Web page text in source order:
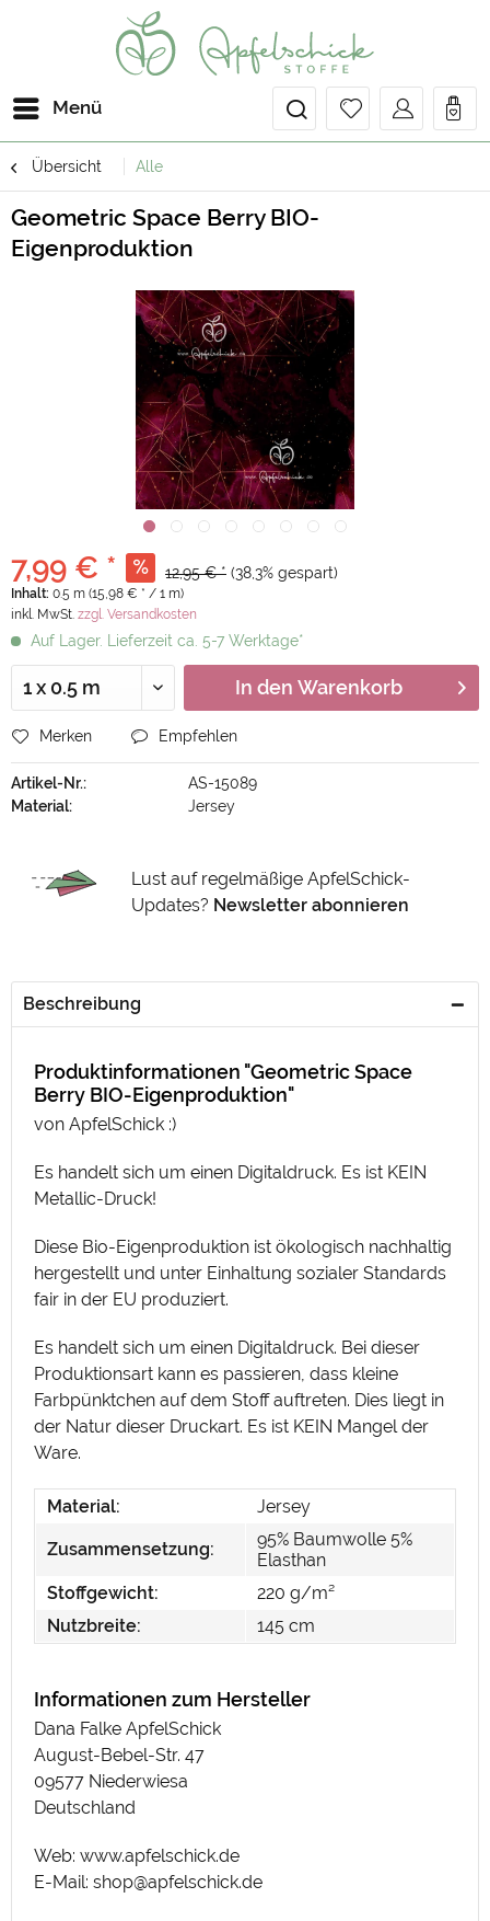
Menü
Übersicht Alle
Geometric Space Berry BIO-
Eigenproduktion
7,99 € * 12,95 € * (38,3% gespart)
Inhalt: 0.5 m (15,98 € * / 1 m)
inkl. MwSt. zzgl. Versandkosten
Auf Lager. Lieferzeit ca. 5-7 Werktage*
In den Warenkorb
Merken Empfehlen
Artikel-Nr.:
AS-15089
Material:
Jersey
Lust auf regelmäßige ApfelSchick-
Updates? Newsletter abonnieren
Beschreibung
Produktinformationen "Geometric Space
Berry BIO-Eigenproduktion"
von ApfelSchick :)
Es handelt sich um einen Digitaldruck. Es ist KEIN
Metallic-Druck!
Diese Bio-Eigenproduktion ist ökologisch nachhaltig
hergestellt und unter Einhaltung sozialer Standards
fair in der EU produziert.
Es handelt sich um einen Digitaldruck. Bei dieser
Produktionsart kann es passieren, dass kleine
Farbpünktchen auf dem Stoff auftreten. Dies liegt in
der Natur dieser Druckart. Es ist KEIN Mangel der
Ware.
Material: Jersey
Zusammensetzung:
95% Baumwolle 5%
Elasthan
Stoffgewicht:
220 g/m²
Nutzbreite:
145 cm
Informationen zum Hersteller
Dana Falke ApfelSchick
August-Bebel-Str. 47
09577 Niederwiesa
Deutschland
Web: www.apfelschick.de
E-Mail: shop@apfelschick.de